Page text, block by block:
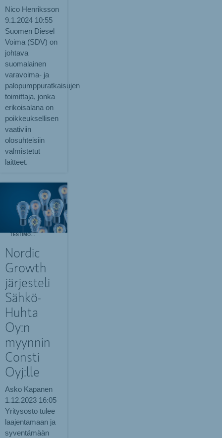
Nico Henriksson
9.1.2024 10:55
Suomen Diesel
Voima (SDV) on
johtava
suomalainen
varavoima- ja
palopumppuratkaisujen
toimittaja, jonka
erikoisalana on
poikkeuksellisen
vaativiin
olosuhteisiin
valmistetut
laitteet.
Nordic
Growth
järjesteli
Sähkö-
Huhta
Oy:n
myynnin
Consti
Oyj:lle
Asko Kapanen
1.12.2023 16:05
Yritysosto tulee
laajentamaan ja
syventämään